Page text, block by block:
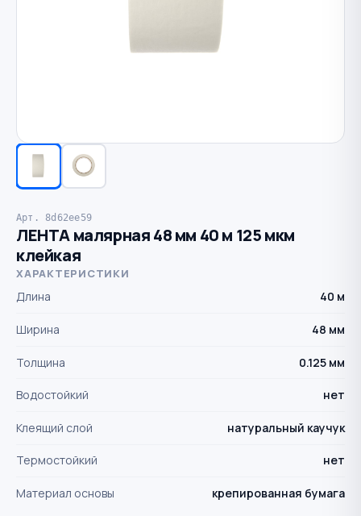
Арт. 8d62ee59
ЛЕНТА малярная 48 мм 40 м 125 мкм
клейкая
ХАРАКТЕРИСТИКИ
Длина 40 м
Ширина 48 мм
Толщина 0.125 мм
Водостойкий нет
Клеящий слой натуральный каучук
Термостойкий нет
Материал основы крепированная бумага